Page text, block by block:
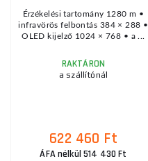
Érzékelési tartomány 1280 m •
infravörös felbontás 384 × 288 •
OLED kijelző 1024 × 768 • a ...
RAKTÁRON
a szállítónál
622 460 Ft
ÁFA nélkül 514 430 Ft